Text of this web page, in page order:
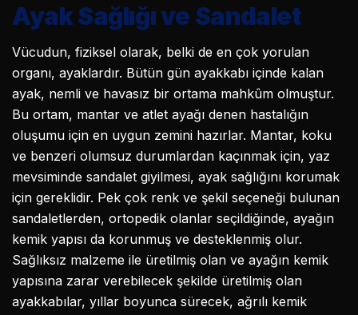
Ayak Sağlığı ve Sandalet
Vücudun, fiziksel olarak, belki de en çok yorulan
organı, ayaklardır. Bütün gün ayakkabı içinde kalan
ayak, nemli ve havasız bir ortama mahkûm olmuştur.
Bu ortam, mantar ve atlet ayağı denen hastalığın
oluşumu için en uygun zemini hazırlar. Mantar, koku
ve benzeri olumsuz durumlardan kaçınmak için, yaz
mevsiminde sandalet giyilmesi, ayak sağlığını korumak
için gereklidir. Pek çok renk ve şekil seçeneği bulunan
sandaletlerden, ortopedik olanlar seçildiğinde, ayağın
kemik yapısı da korunmuş ve desteklenmiş olur.
Sağlıksız malzeme ile üretilmiş olan ve ayağın kemik
yapısına zarar verebilecek şekilde üretilmiş olan
ayakkabılar, yıllar boyunca sürecek, ağrılı kemik